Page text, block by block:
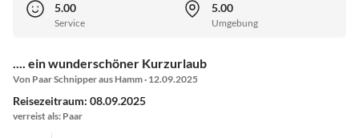
5.00
Service
5.00
Umgebung
.... ein wunderschöner Kurzurlaub
Von Paar Schnipper aus Hamm · 12.09.2025
Reisezeitraum: 08.09.2025
verreist als: Paar